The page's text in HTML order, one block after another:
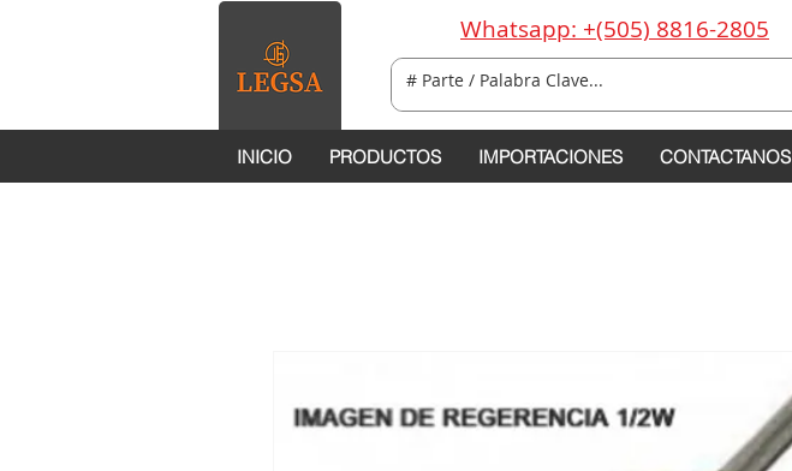
Whatsapp: +(505) 8816-2805
INICIO PRODUCTOS IMPORTACIONES CONTACTANOS